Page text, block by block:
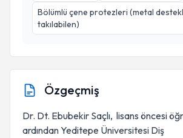
Bölümlü çene protezleri (metal destekli
takılabilen)
Özgeçmiş
Dr. Dt. Ebubekir Saçlı, lisans öncesi
ardından Yeditepe Üniversitesi Diş